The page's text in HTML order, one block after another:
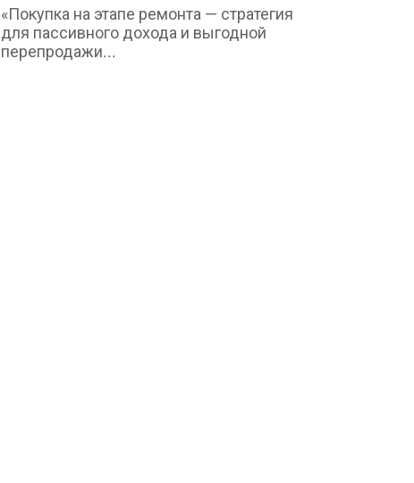
«Покупка на этапе ремонта — стратегия
для пассивного дохода и выгодной
перепродажи...